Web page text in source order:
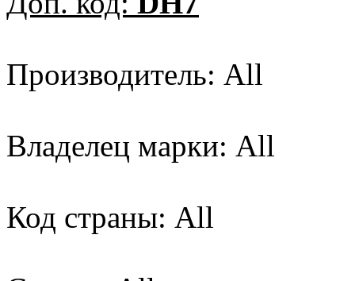
Производитель: All
Владелец марки: All
Код страны: All